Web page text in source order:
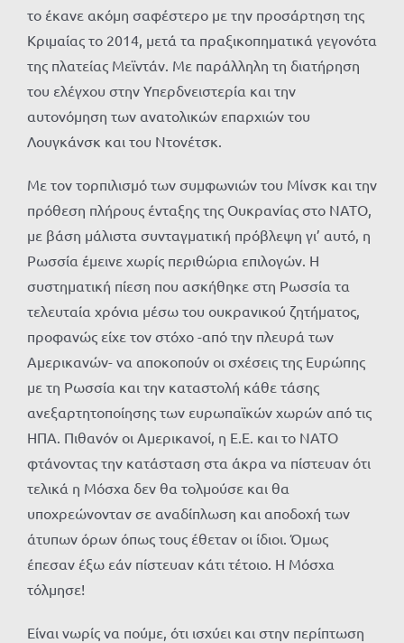
το έκανε ακόμη σαφέστερο με την προσάρτηση της
Κριμαίας το 2014, μετά τα πραξικοπηματικά γεγονότα
της πλατείας Μεϊντάν. Με παράλληλη τη διατήρηση
του ελέγχου στην Υπερδνειστερία και την
αυτονόμηση των ανατολικών επαρχιών του
Λουγκάνσκ και του Ντονέτσκ.
Με τον τορπιλισμό των συμφωνιών του Μίνσκ και την
πρόθεση πλήρους ένταξης της Ουκρανίας στο ΝΑΤΟ,
με βάση μάλιστα συνταγματική πρόβλεψη γι’ αυτό, η
Ρωσσία έμεινε χωρίς περιθώρια επιλογών. Η
συστηματική πίεση που ασκήθηκε στη Ρωσσία τα
τελευταία χρόνια μέσω του ουκρανικού ζητήματος,
προφανώς είχε τον στόχο -από την πλευρά των
Αμερικανών- να αποκοπούν οι σχέσεις της Ευρώπης
με τη Ρωσσία και την καταστολή κάθε τάσης
ανεξαρτητοποίησης των ευρωπαϊκών χωρών από τις
ΗΠΑ. Πιθανόν οι Αμερικανοί, η Ε.Ε. και το ΝΑΤΟ
φτάνοντας την κατάσταση στα άκρα να πίστευαν ότι
τελικά η Μόσχα δεν θα τολμούσε και θα
υποχρεώνονταν σε αναδίπλωση και αποδοχή των
άτυπων όρων όπως τους έθεταν οι ίδιοι. Όμως
έπεσαν έξω εάν πίστευαν κάτι τέτοιο. Η Μόσχα
τόλμησε!
Είναι νωρίς να πούμε, ότι ισχύει και στην περίπτωση